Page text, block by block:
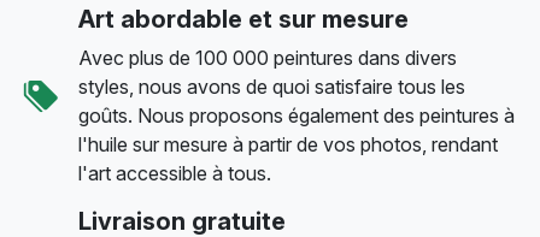
Art abordable et sur mesure
Avec plus de 100 000 peintures dans divers
styles, nous avons de quoi satisfaire tous les
goûts. Nous proposons également des peintures à
l'huile sur mesure à partir de vos photos, rendant
l'art accessible à tous.
Livraison gratuite